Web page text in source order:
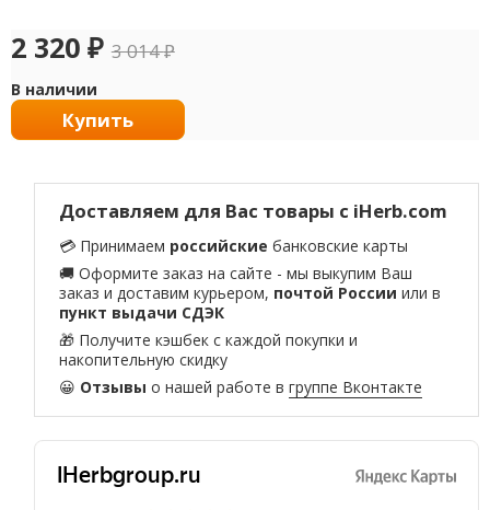
2 320 ₽ 3 014₽
В наличии
Купить
Доставляем для Вас товары с iHerb.com
💳 Принимаем российские банковские карты
🚚 Оформите заказ на сайте - мы выкупим Ваш
заказ и доставим курьером, почтой России или в
пункт выдачи СДЭК
🎁 Получите кэшбек с каждой покупки и
накопительную скидку
😀 Отзывы о нашей работе вгруппе Вконтакте